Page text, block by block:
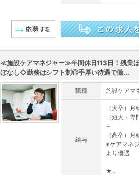
≪施設ケアマネジャー≫年間休日113日！残業ほ
ぼなし◇勤務はシフト制◎手厚い待遇で働...
職種 施設ケアマ
給与
（大卒）月
（短大・
～
（高卒）
※ケアマネ
より優遇
★...